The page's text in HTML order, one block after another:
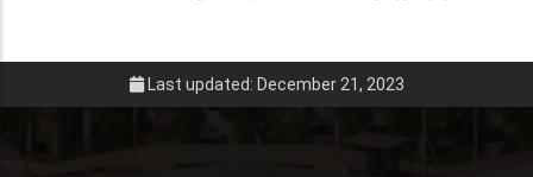
Last updated: December 21, 2023